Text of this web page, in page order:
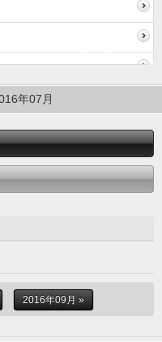
年07月
2016年09月 »